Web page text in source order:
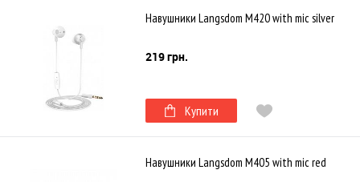
Навушники Langsdom M420 with mic silver
219 грн.
Купити
Навушники Langsdom M405 with mic red